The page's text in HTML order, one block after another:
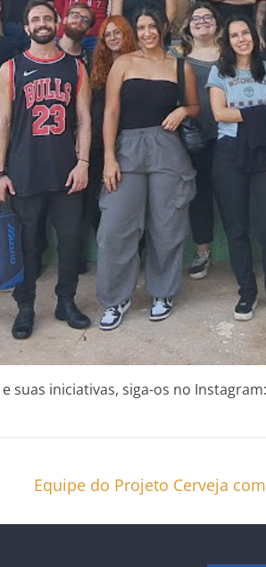
suas iniciativas, siga-os no Instagram:
Equipe do Projeto Cerveja